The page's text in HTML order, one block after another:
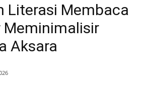
Literasi Membaca
Meminimalisir
Aksara